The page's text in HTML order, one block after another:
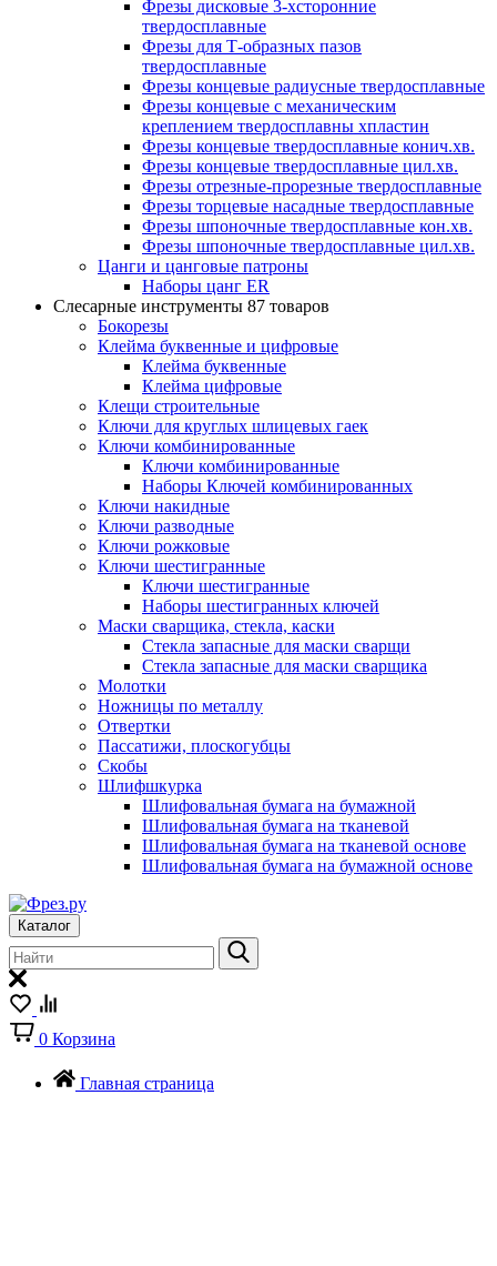
Фрезы дисковые 3-хсторонние
твердосплавные
Фрезы для Т-образных пазов
твердосплавные
Фрезы концевые радиусные твердосплавные
Фрезы концевые с механическим
креплением твердосплавны хпластин
Фрезы концевые твердосплавные конич.хв.
Фрезы концевые твердосплавные цил.хв.
Фрезы отрезные-прорезные твердосплавные
Фрезы торцевые насадные твердосплавные
Фрезы шпоночные твердосплавные кон.хв.
Фрезы шпоночные твердосплавные цил.хв.
Цанги и цанговые патроны
Наборы цанг ER
Слесарные инструменты 87 товаров
Бокорезы
Клейма буквенные и цифровые
Клейма буквенные
Клейма цифровые
Клещи строительные
Ключи для круглых шлицевых гаек
Ключи комбинированные
Ключи комбинированные
Наборы Ключей комбинированных
Ключи накидные
Ключи разводные
Ключи рожковые
Ключи шестигранные
Ключи шестигранные
Наборы шестигранных ключей
Маски сварщика, стекла, каски
Стекла запасные для маски сварщи
Стекла запасные для маски сварщика
Молотки
Ножницы по металлу
Отвертки
Пассатижи, плоскогубцы
Скобы
Шлифшкурка
Шлифовальная бумага на бумажной
Шлифовальная бумага на тканевой
Шлифовальная бумага на тканевой основе
Шлифовальная бумага на бумажной основе
Каталог
0 Корзина
Главная страница